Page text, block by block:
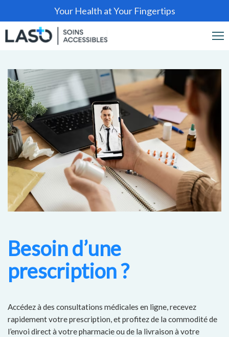
Your Health at Your Fingertips
Besoin d’une
prescription ?
Accédez à des consultations médicales en ligne, recevez
rapidement votre prescription, et profitez de la commodité de
l’envoi direct à votre pharmacie ou de la livraison à votre